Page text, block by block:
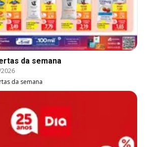
da semana
da semana